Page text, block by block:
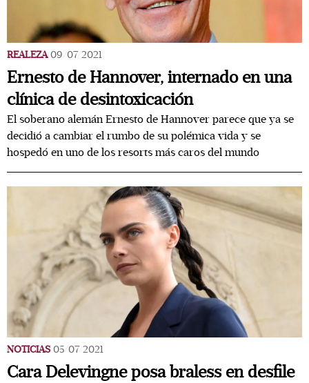
REALEZA 09/07/2021
Ernesto de Hannover, internado en una
clínica de desintoxicación
El soberano alemán Ernesto de Hannover parece que ya se
decidió a cambiar el rumbo de su polémica vida y se
hospedó en uno de los resorts más caros del mundo
NOTICIAS 05/07/2021
Cara Delevingne posa braless en desfile